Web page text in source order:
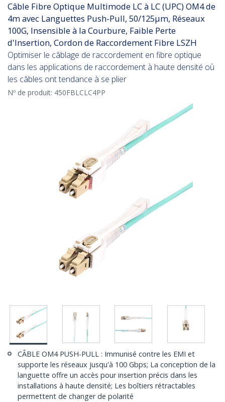
Câble Fibre Optique Multimode LC à LC (UPC) OM4 de
4m avec Languettes Push-Pull, 50/125µm, Réseaux
100G, Insensible à la Courbure, Faible Perte
d'Insertion, Cordon de Raccordement Fibre LSZH
Optimiser le câblage de raccordement en fibre optique
dans les applications de raccordement à haute densité où
les câbles ont tendance à se plier
Nº de produit: 450FBLCLC4PP
CÂBLE OM4 PUSH-PULL : Immunisé contre les EMI et
supporte les réseaux jusqu'à 100 Gbps; La conception de la
languette offre un accès pour insertion précis dans les
installations à haute densité; Les boîtiers rétractables
permettent de changer de polarité